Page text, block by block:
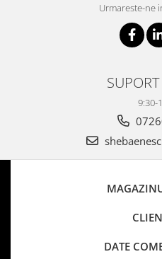
Urmareste-ne
9:30-
DATE